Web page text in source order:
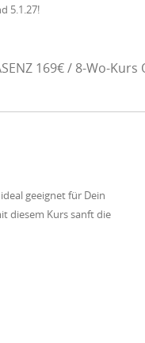
5.1.27!
169€ / 8-Wo-Kurs
geeignet für Dein
diesem Kurs sanft die